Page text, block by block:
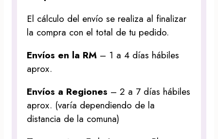
El cálculo del envío se realiza al finalizar
la compra con el total de tu pedido.
Envíos en la RM – 1 a 4 días hábiles
aprox.
Envíos a Regiones – 2 a 7 días hábiles
aprox. (varía dependiendo de la
distancia de la comuna)